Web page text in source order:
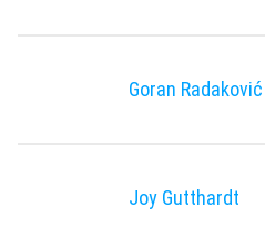
Goran Radaković
Joy Gutthardt